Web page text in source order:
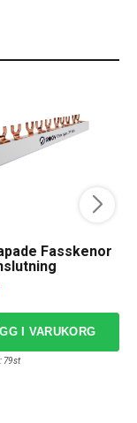
Fasskenor
I VARUKORG
79 st